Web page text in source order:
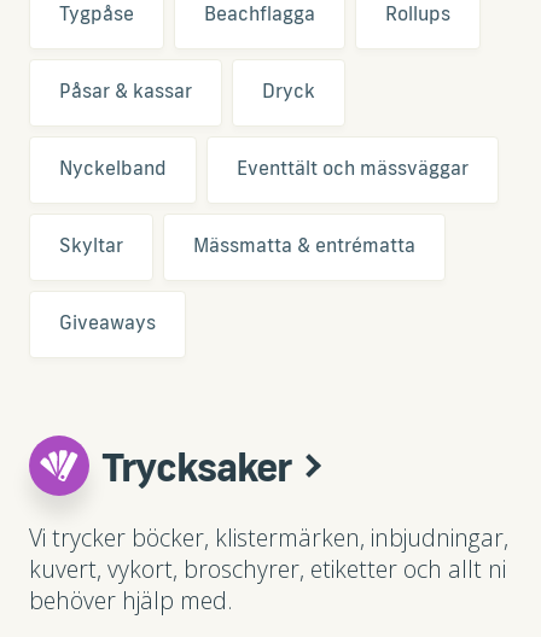
Tygpåse Beachflagga Rollups
Påsar & kassar Dryck
Nyckelband Eventtält och mässväggar
Skyltar Mässmatta & entrématta
Giveaways
Trycksaker
Vi trycker böcker, klistermärken, inbjudningar,
kuvert, vykort, broschyrer, etiketter och allt ni
behöver hjälp med.